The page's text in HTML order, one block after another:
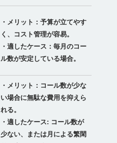
・メリット：予算が立てやす
く、コスト管理が容易。
・適したケース：毎月のコー
ル数が安定している場合。
・メリット：コール数が少な
い場合に無駄な費用を抑えら
れる。
・適したケース: コール数が
少ない、または月による繁閑